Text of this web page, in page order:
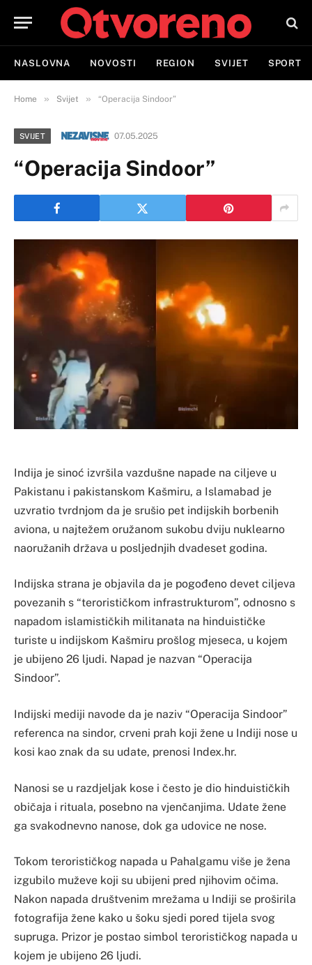
NASLOVNA NOVOSTI REGION SVIJET SPORT
Home » Svijet » “Operacija Sindoor”
SVIJET 07.05.2025
“Operacija Sindoor”
Indija je sinoć izvršila vazdušne napade na ciljeve u
Pakistanu i pakistanskom Kašmiru, a Islamabad je
uzvratio tvrdnjom da je srušio pet indijskih borbenih
aviona, u najtežem oružanom sukobu dviju nuklearno
naoružanih država u posljednjih dvadeset godina.
Indijska strana je objavila da je pogođeno devet ciljeva
povezanih s “terorističkom infrastrukturom”, odnosno s
napadom islamističkih militanata na hinduističke
turiste u indijskom Kašmiru prošlog mjeseca, u kojem
je ubijeno 26 ljudi. Napad je nazvan “Operacija
Sindoor”.
Indijski mediji navode da je naziv “Operacija Sindoor”
referenca na sindor, crveni prah koji žene u Indiji nose u
kosi kao znak da su udate, prenosi Index.hr.
Nanosi se u razdjeljak kose i često je dio hinduističkih
običaja i rituala, posebno na vjenčanjima. Udate žene
ga svakodnevno nanose, dok ga udovice ne nose.
Tokom terorističkog napada u Pahalgamu više je žena
izgubilo muževe koji su ubijeni pred njihovim očima.
Nakon napada društvenim mrežama u Indiji se proširila
fotografija žene kako u šoku sjedi pored tijela svog
supruga. Prizor je postao simbol terorističkog napada u
kojem je ubijeno 26 ljudi.